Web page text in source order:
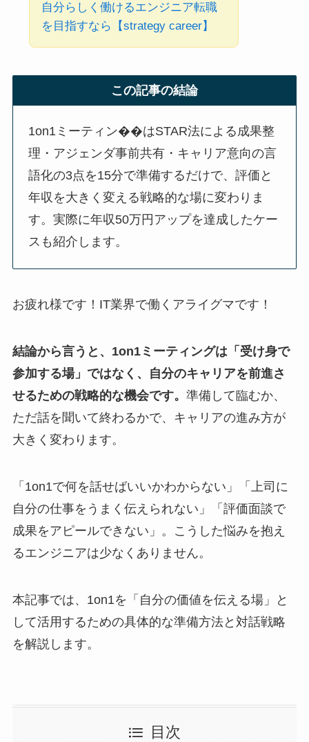
自分らしく働けるエンジニア転職
を目指すなら【strategy career】
この記事の結論
1on1ミーティン��はSTAR法による成果整
理・アジェンダ事前共有・キャリア意向の言
語化の3点を15分で準備するだけで、評価と
年収を大きく変える戦略的な場に変わりま
す。実際に年収50万円アップを達成したケー
スも紹介します。
お疲れ様です！IT業界で働くアライグマです！
結論から言うと、1on1ミーティングは「受け身で
参加する場」ではなく、自分のキャリアを前進さ
せるための戦略的な機会です。 準備して臨むか、
ただ話を聞いて終わるかで、キャリアの進み方が
大きく変わります。
「1on1で何を話せばいいかわからない」「上司に
自分の仕事をうまく伝えられない」「評価面談で
成果をアピールできない」。こうした悩みを抱え
るエンジニアは少なくありません。
本記事では、1on1を「自分の価値を伝える場」と
して活用するための具体的な準備方法と対話戦略
を解説します。
目次